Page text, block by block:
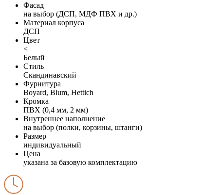
Фасад
на выбор (ДСП, МДФ ПВХ и др.)
Материал корпуса
ДСП
Цвет
<
Белый
Стиль
Скандинавский
Фурнитура
Boyard, Blum, Hettich
Кромка
ПВХ (0,4 мм, 2 мм)
Внутреннее наполнение
на выбор (полки, корзины, штанги)
Размер
индивидуальный
Цена
указана за базовую комплектацию